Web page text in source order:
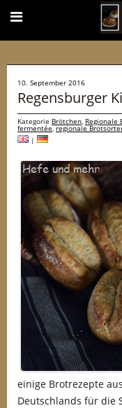
10. September 2016
Regensburger
Kategorie Brötchen, Regionale
fermentée,regionale
|
einige Brotrezepte
Deutschlands für die